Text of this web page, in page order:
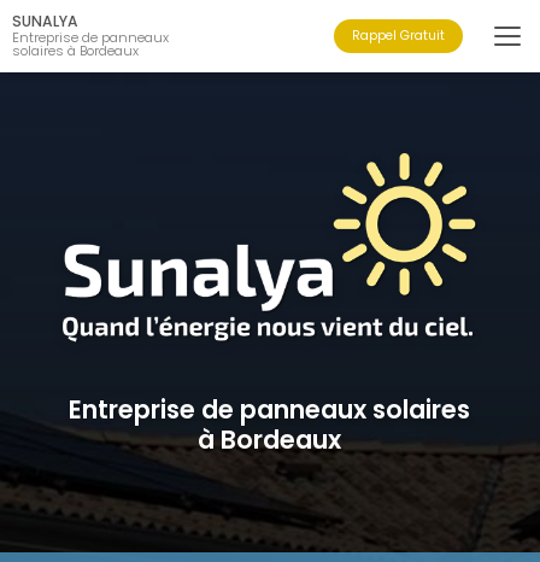
Aller
au
contenu
principal
SUNALYA
Entreprise de panneaux
solaires à Bordeaux
Rappel Gratuit
Entreprise de panneaux solaires
à Bordeaux